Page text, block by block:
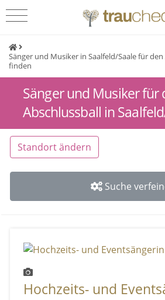
Sänger und Musiker in Saalfeld/Saale für
finden
Sänger und Musiker für
Abschlussball in
Standort ändern
Suche
Hochzeits- und